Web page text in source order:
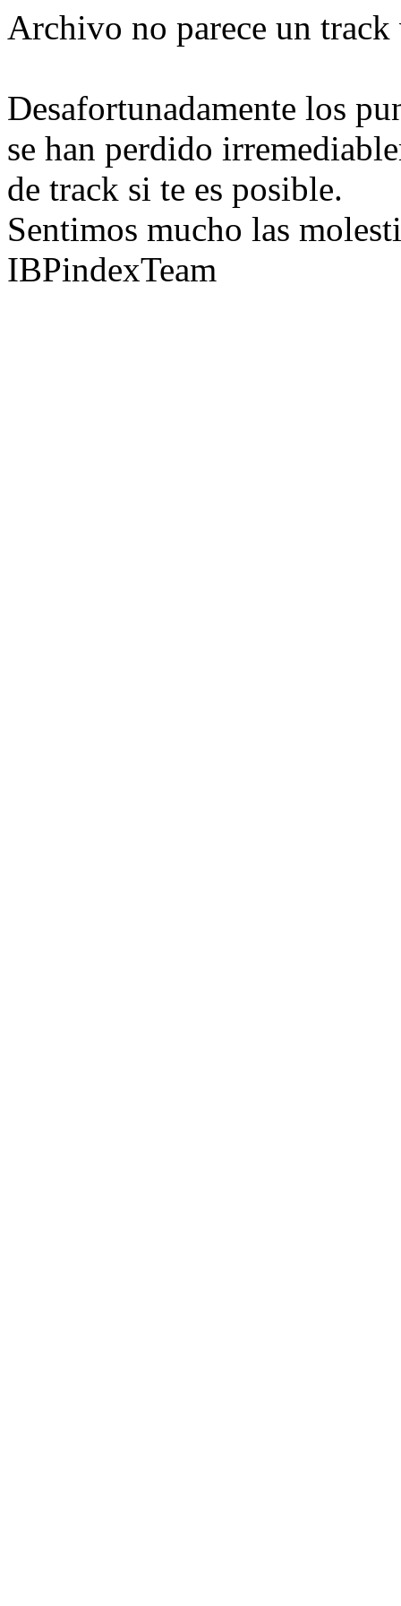
Archivo no parece un
Desafortunadamente los
se han perdido
de track si te es posible.
Sentimos mucho las
IBPindexTeam